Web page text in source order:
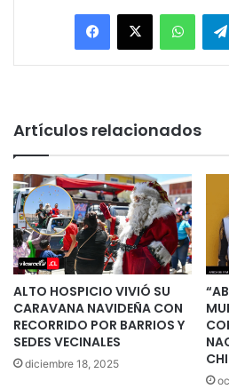
Facebook
X
Artículos relacionados
ALTO HOSPICIO VIVIÓ SU
CARAVANA NAVIDEÑA CON
RECORRIDO POR BARRIOS Y
SEDES VECINALES
diciembre 18, 2025